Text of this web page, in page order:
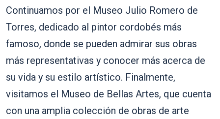
Continuamos por el Museo Julio Romero de
Torres, dedicado al pintor cordobés más
famoso, donde se pueden admirar sus obras
más representativas y conocer más acerca de
su vida y su estilo artístico. Finalmente,
visitamos el Museo de Bellas Artes, que cuenta
con una amplia colección de obras de arte